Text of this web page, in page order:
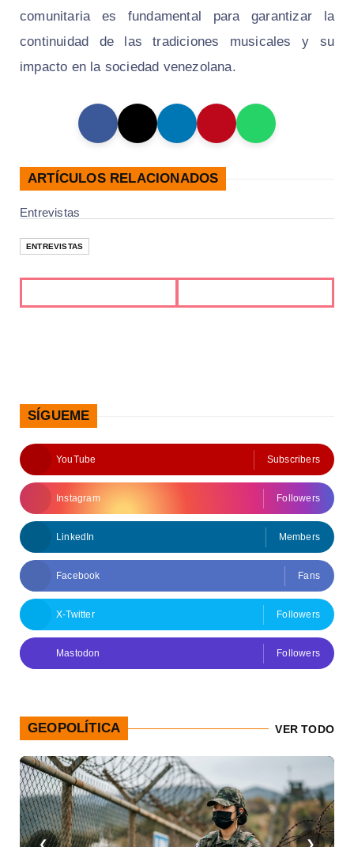
comunitaria es fundamental para garantizar la
continuidad de las tradiciones musicales y su
impacto en la sociedad venezolana.
ARTÍCULOS RELACIONADOS
Entrevistas
ENTREVISTAS
SÍGUEME
YouTube Subscribers
Instagram Followers
LinkedIn Members
Facebook Fans
X-Twitter Followers
Mastodon Followers
GEOPOLÍTICA VER TODO
❮ ❯